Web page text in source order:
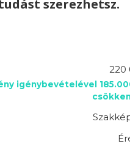
szerezhetsz.
220
igénybevételével